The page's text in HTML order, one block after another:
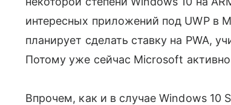
интересных приложений под UWP в
планирует сделать ставку на PWA,
Потому уже сейчас Microsoft
Впрочем, как и в случае Windows 10